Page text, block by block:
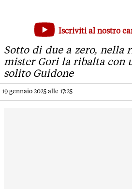
Il Cittadella Vis Modena pareggia in
Iscriviti al nostro
Sotto di due a zero, nella
mister Gori la ribalta con
solito Guidone
19 gennaio 2025 alle 17:25